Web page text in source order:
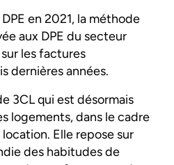
en 2021, la méthode
aux DPE du secteur
les factures
dernières années.
3CL qui est désormais
logements, dans le cadre
location. Elle repose sur
des habitudes de